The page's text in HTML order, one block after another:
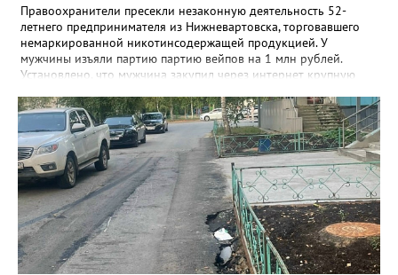
Правоохранители пресекли незаконную деятельность 52-
летнего предпринимателя из Нижневартовска, торговавшего
немаркированной никотинсодержащей продукцией. У
мужчины изъяли партию партию вейпов на 1 млн рублей.
Установлено, что мужчина закупил через интернет крупную
планируя реализовать товар в своём магазине. В ходе
оперативно-розыскных мероприятий полицейские проверили
торговую точку и изъяли более 1,5 тыс. безакцизных вейпов, а
также 33,5 литра жидкостей для них. Общая стоимость
конфискованной продукции превысила 1 млн рублей.
Вартовчанин признался, что осознавал противоправный
характер своих действий, но всё равно пошёл на нарушение
закона. Следственным управлением УМВД возбуждено
уголовное дело по ч. 6 ст. 171.1 УК РФ (приобретение,
хранение и сбыт товаров без обязательной маркировки в
крупном размере).